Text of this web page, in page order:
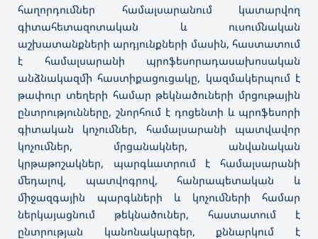
հաղորդումներ համալսարանում կատարվող
գիտահետազոտական և ուսումնական
աշխատանքների արդյունքների մասին, հաստատում
է համալսարանի պրոֆեսորադասախոսական
անձնակազմի հաստիքացուցակը, կազմակերպում է
թափուր տեղերի համար թեկնածուների մրցութային
ընտրությունները, շնորհում է դոցենտի և պրոֆեսորի
գիտական կոչումներ, համալսարանի պատվավոր
կոչումներ, մրցանակներ, անվանական
կրթաթոշակներ, պարգևատրում է համալսարանի
մեդալով, պատվոգրով, հանրապետական և
միջազգային պարգևների և կոչումների համար
ներկայացնում թեկնածուներ, հաստատում է
ընտրության կանոնակարգեր, քննարկում է